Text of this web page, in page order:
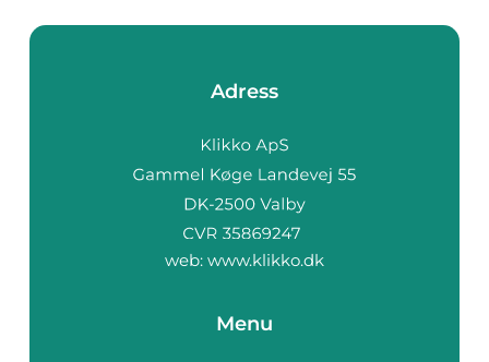
Adress
web: www.klikko.dk
Menu